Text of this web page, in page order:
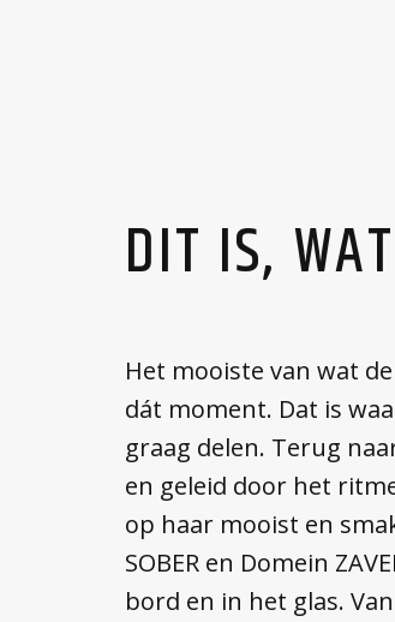
DIT IS,
Het mooiste van wat
dát moment. Dat is
graag delen. Terug
en geleid door het
op haar mooist en
SOBER en Domein
bord en in het glas.